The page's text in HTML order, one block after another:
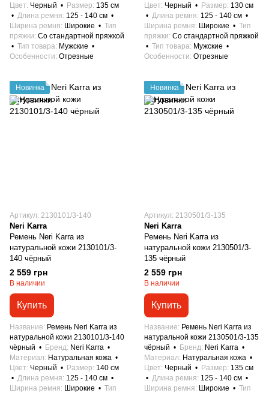
Цвет Черный Размер 135 см
Длина ремня 125 - 140 см
Ширина ремня
Широкие
Тип
пряжки Со стандартной пряжкой
Тип товара Мужские
Особенности Отрезные
Цвет Черный Размер 130 см
Длина ремня 125 - 140 см
Ширина ремня
Широкие
Тип
пряжки Со стандартной пряжкой
Тип товара Мужские
Особенности Отрезные
Новинка
Артикул: 2130101/3-140
Neri Karra
Ремень Neri Karra из
натуральной кожи 2130101/3-
140 чёрный
2 559 грн
В наличии
Купить
Название
Ремень Neri Karra из
натуральной кожи 2130101/3-140
чёрный
Бренд Neri Karra
Материал
Натуральная кожа
Цвет Черный Размер 140 см
Длина ремня 125 - 140 см
Ширина ремня
Широкие
Тип
Новинка
Артикул: 2130501/3-135
Neri Karra
Ремень Neri Karra из
натуральной кожи 2130501/3-
135 чёрный
2 559 грн
В наличии
Купить
Название
Ремень Neri Karra из
натуральной кожи 2130501/3-135
чёрный
Бренд Neri Karra
Материал
Натуральная кожа
Цвет Черный Размер 135 см
Длина ремня 125 - 140 см
Ширина ремня
Широкие
Тип